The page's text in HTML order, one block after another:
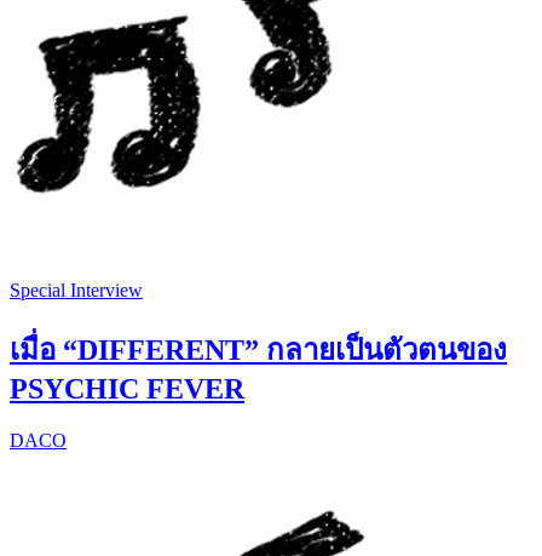
Special Interview
เมื่อ “DIFFERENT” กลายเป็นตัวตนของ
PSYCHIC FEVER
DACO